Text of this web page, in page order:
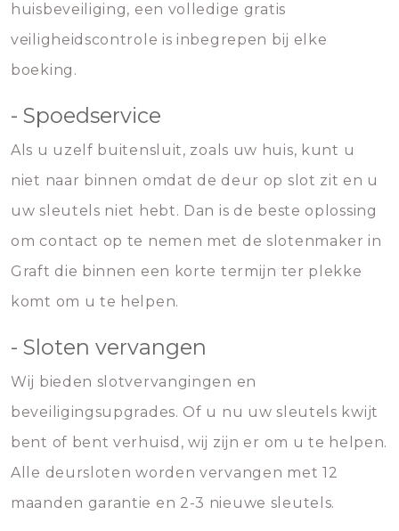
huisbeveiliging, een volledige gratis
veiligheidscontrole is inbegrepen bij elke
boeking.
- Spoedservice
Als u uzelf buitensluit, zoals uw huis, kunt u
niet naar binnen omdat de deur op slot zit en u
uw sleutels niet hebt. Dan is de beste oplossing
om contact op te nemen met de slotenmaker in
Graft die binnen een korte termijn ter plekke
komt om u te helpen.
- Sloten vervangen
Wij bieden slotvervangingen en
beveiligingsupgrades. Of u nu uw sleutels kwijt
bent of bent verhuisd, wij zijn er om u te helpen.
Alle deursloten worden vervangen met 12
maanden garantie en 2-3 nieuwe sleutels.